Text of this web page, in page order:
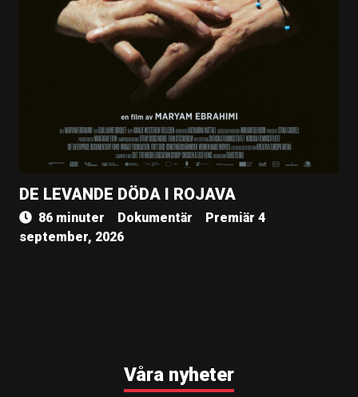
DE LEVANDE DÖDA I ROJAVA
86 minuter Dokumentär
Premiär 4
september, 2026
Våra nyheter